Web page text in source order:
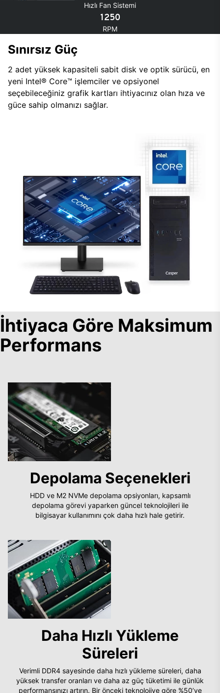
Hızlı Fan Sistemi
1250
RPM
Sınırsız Güç
2 adet yüksek kapasiteli sabit disk ve optik sürücü, en
yeni Intel® Core™ işlemciler ve opsiyonel
seçebileceğiniz grafik kartları ihtiyacınız olan hıza ve
güce sahip olmanızı sağlar.
İhtiyaca Göre Maksimum
Performans
Depolama Seçenekleri
HDD ve M2 NVMe depolama opsiyonları, kapsamlı
depolama görevi yaparken güncel teknolojileri ile
bilgisayar kullanımını çok daha hızlı hale getirir.
Daha Hızlı Yükleme
Süreleri
Verimli DDR4 sayesinde daha hızlı yükleme süreleri, daha
yüksek transfer oranları ve daha az güç tüketimi ile günlük
performansınızı artırın. Bir önceki teknolojiye göre %50’ye